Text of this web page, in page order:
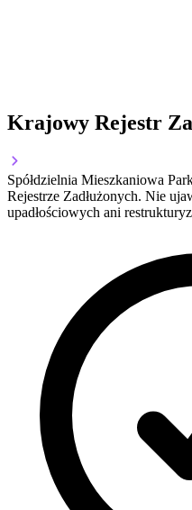
Krajowy Rejestr
Spółdzielnia Mieszkaniowa
Rejestrze Zadłużonych. Nie
upadłościowych ani